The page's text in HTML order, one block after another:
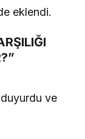
eklendi.
duyurdu ve